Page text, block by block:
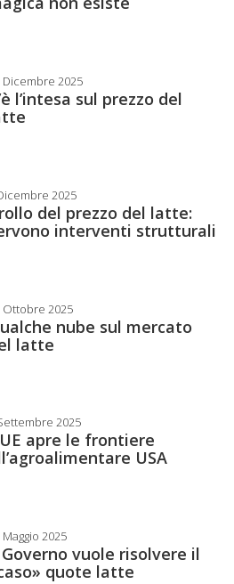
Dicembre 2025
l’intesa sul prezzo del
2025
del prezzo del latte:
interventi strutturali
Ottobre 2025
nube sul mercato
latte
2025
apre le frontiere
USA
Maggio 2025
vuole risolvere il
quote latte